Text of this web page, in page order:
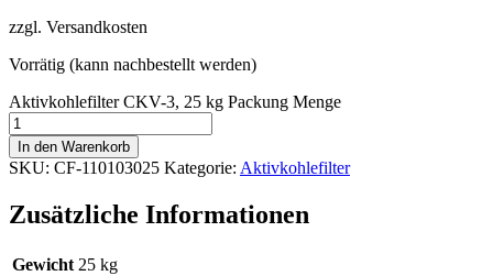
zzgl. Versandkosten
Vorrätig (kann nachbestellt werden)
Aktivkohlefilter CKV-3, 25 kg Packung Menge
In den Warenkorb
SKU: CF-110103025 Kategorie: Aktivkohlefilter
Zusätzliche Informationen
Gewicht 25 kg